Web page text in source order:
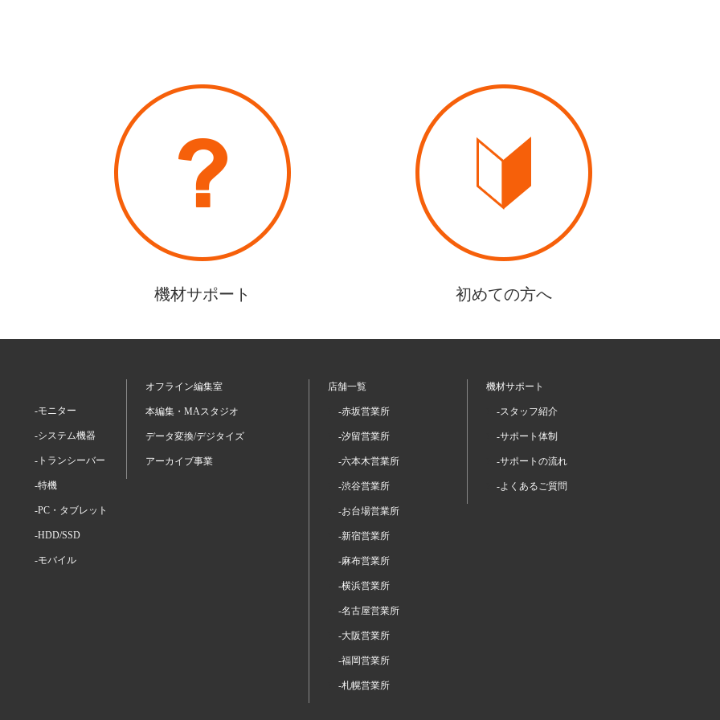
機材サポート 初めての方へ
-モニター
-システム機器
-トランシーバー
-特機
-PC・タブレット
-HDD/SSD
-モバイル
オフライン編集室
本編集・MAスタジオ
データ変換/デジタイズ
アーカイブ事業
店舗一覧
-赤坂営業所
-汐留営業所
-六本木営業所
-渋谷営業所
-お台場営業所
-新宿営業所
-麻布営業所
-横浜営業所
-名古屋営業所
-大阪営業所
-福岡営業所
-札幌営業所
機材サポート
-スタッフ紹介
-サポート体制
-サポートの流れ
-よくあるご質問